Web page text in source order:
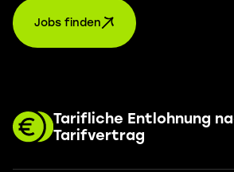
Jobs finden
Tarifliche Entlohnung
Tarifvertrag